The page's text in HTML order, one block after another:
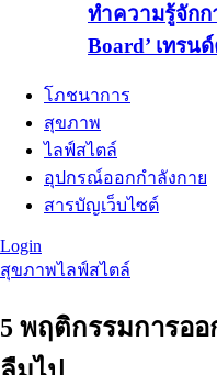
ทำความรู้จักก
Board’ เทรน
โภชนาการ
สุขภาพ
ไลฟ์สไตล์
อุปกรณ์ออกกำลังกาย
สารบัญเว็บไซต์
Login
สุขภาพไลฟ์สไตล์
5 พฤติกรรมการอ